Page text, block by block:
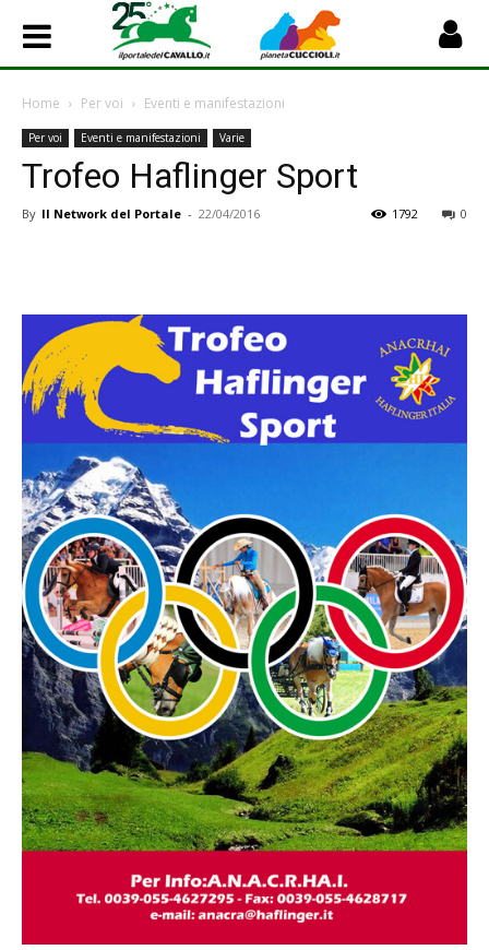
Home Per voi Eventi e manifestazioni
Per voi Eventi e manifestazioni Varie
Trofeo Haflinger Sport
By Il Network del Portale - 22/04/2016 0
1792